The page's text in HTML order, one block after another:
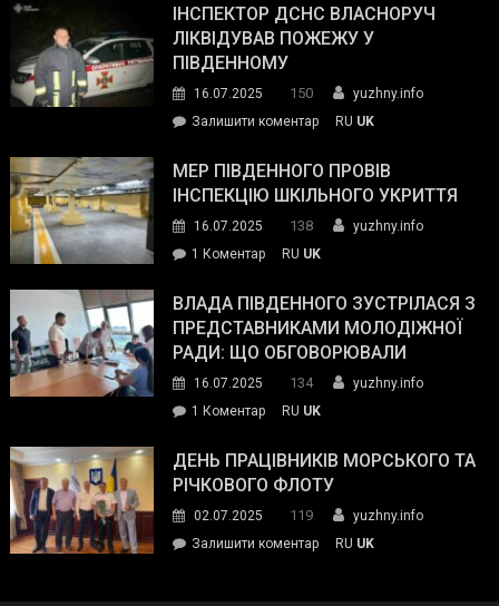
провів
нараду
силових
та
органів:
«Наш
спільний
окупанти.
Маємо
діяти
команда
ІНСПЕКТОР ДСНС ВЛАСНОРУЧ
ЛІКВІДУВАВ ПОЖЕЖУ У
ПІВДЕННОМУ
16.07.2025 150
yuzhny.info
Залишити коментарon
ДСНС
власноруч
пожежу
у
RU UK
МЕР ПІВДЕННОГО ПРОВІВ
ІНСПЕКЦІЮ ШКІЛЬНОГО УКРИТТЯ
16.07.2025 138
yuzhny.info
1 Коментардо
Південного
провів
інспекцію
укриття
RU UK
ВЛАДА ПІВДЕННОГО ЗУСТРІЛАСЯ З
ПРЕДСТАВНИКАМИ МОЛОДІЖНОЇ
РАДИ: ЩО ОБГОВОРЮВАЛИ
16.07.2025 134
yuzhny.info
1 Коментардо
Південного
зустрілася
представниками
молодіжної
RU UK
ДЕНЬ ПРАЦІВНИКІВ МОРСЬКОГО ТА
РІЧКОВОГО ФЛОТУ
02.07.2025 119
yuzhny.info
Залишити коментарon
RU UK